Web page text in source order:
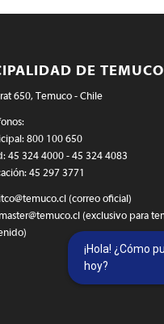
DE TEMUCO
650, Temuco - Chile
800 100 650
45 324 4000 - 45 324 4083
45 297 3771
(correo oficial)
(exclusivo para
¡Hola! ¿Cómo
hoy?